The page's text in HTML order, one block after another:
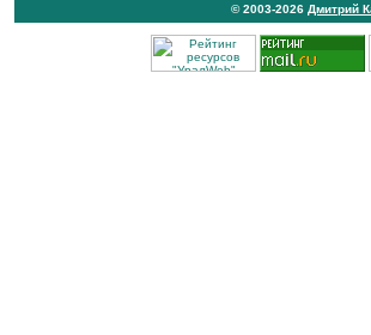
© 2003-2026 Дмитрий